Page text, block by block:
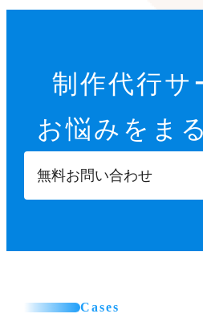
カテゴリごとの商品一覧や、季
特集ページ作成を行います。
サムネイル・スライダー作成
商品ページへ誘導するサムネイ
て利用可能なパーツを制作します
22,000円
【設定項目】
特定商取引法に基づく表示設
配送方法入力
カテゴリー登録
各8,000円～
ご要望に合わせて、部分的なデ
※画像などの素材はオーナーさ
SNSエリア設置
その他
GTMタグ設定代行
Googleタグマネージャーのタグ
す。
撮影代行
お見積り
制作代行サ
お悩みを ま
無料お問い合わせ
Cases